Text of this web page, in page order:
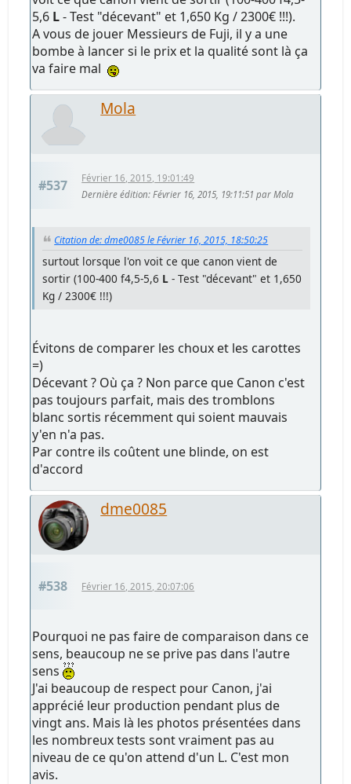
5,6 L- Test "décevant" et 1,650 Kg / 2300€ !!!).
A vous de jouer Messieurs de Fuji, il y a une
bombe à lancer si le prix et la qualité sont là ça
va faire mal
Mola
#537
Février 16, 2015, 19:01:49
Dernière édition: Février 16, 2015, 19:11:51 par Mola
Citation de: dme0085 le Février 16, 2015, 18:50:25
surtout lorsque l'on voit ce que canon vient de
sortir (100-400 f4,5-5,6 L - Test "décevant" et 1,650
Kg / 2300€ !!!)
Évitons de comparer les choux et les carottes
=)
Décevant ? Où ça ? Non parce que Canon c'est
pas toujours parfait, mais des tromblons
blanc sortis récemment qui soient mauvais
y'en n'a pas.
Par contre ils coûtent une blinde, on est
d'accord
dme0085
#538 Février 16, 2015, 20:07:06
Pourquoi ne pas faire de comparaison dans ce
sens, beaucoup ne se prive pas dans l'autre
sens
J'ai beaucoup de respect pour Canon, j'ai
apprécié leur production pendant plus de
vingt ans. Mais là les photos présentées dans
les nombreux tests sont vraiment pas au
niveau de ce qu'on attend d'un L. C'est mon
avis.